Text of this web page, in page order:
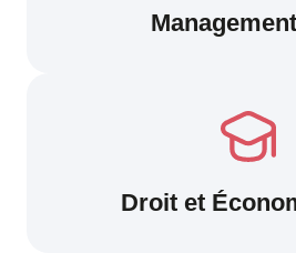
Droit et